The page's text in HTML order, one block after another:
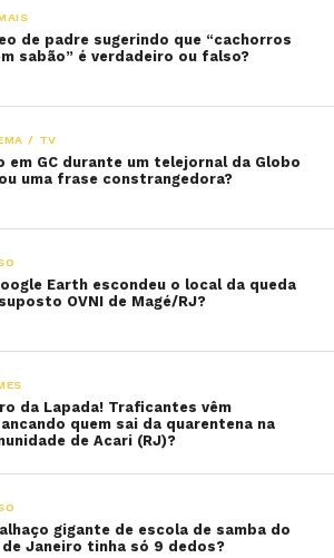
de padre sugerindo que “cachorros
sabão” é verdadeiro ou falso?
/ TV
em GC durante um telejornal da Globo
uma frase constrangedora?
Earth escondeu o local da queda
OVNI de Magé/RJ?
da Lapada! Traficantes vêm
quem sai da quarentena na
de Acari (RJ)?
gigante de escola de samba do
de Janeiro tinha só 9 dedos?